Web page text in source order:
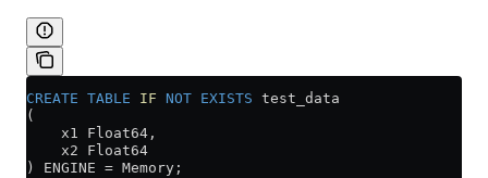
CREATE TABLE IF NOT EXISTS test_data
(
    x1 Float64,
    x2 Float64
) ENGINE = Memory;